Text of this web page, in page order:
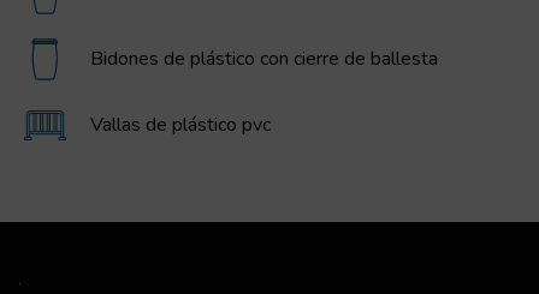
Bidones de plástico con cierre de ballesta
Vallas de plástico pvc